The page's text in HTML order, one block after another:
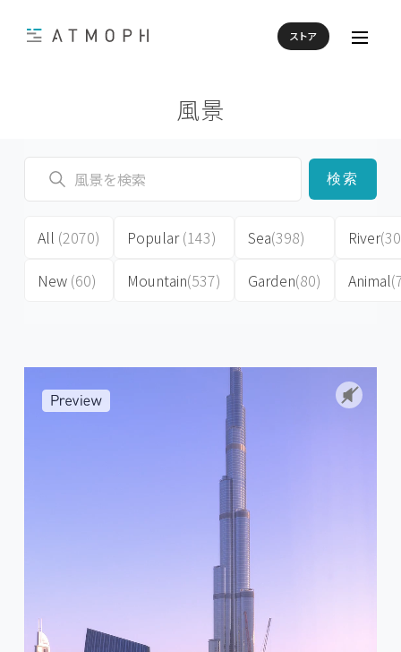
ストア
風景
検索
All (2070)
New (60)
Popular(143)
Mountain(537)
Sea(398)
Garden(80)
River
Animal